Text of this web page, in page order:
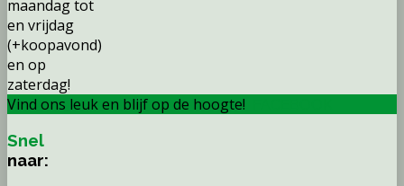
maandag tot
en vrijdag
(+koopavond)
en op
zaterdag!
Vind ons leuk en blijf op de hoogte!
Snel
naar: